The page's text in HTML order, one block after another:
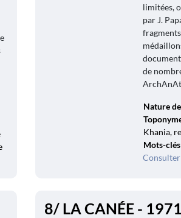
limitées,
par J.
de
Nature
Khania,
Mots-clés
8/ LA CANÉE - 1971